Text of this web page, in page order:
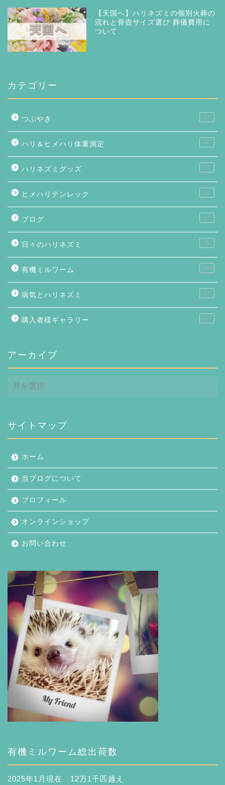
【天国へ】ハリネズミの個別火葬の
流れと骨壺サイズ選び 葬儀費用に
ついて
カテゴリー
つぶやき 33
ハリ＆ヒメハリ体重測定 46
ハリネズミグッズ 71
ヒメハリテンレック 8
ブログ 14
日々のハリネズミ 76
有機ミルワーム 146
病気とハリネズミ 87
購入者様ギャラリー 158
アーカイブ
ー
ブ
サイトマップ
ホーム
当ブログについて
プロフィール
オンラインショップ
お問い合わせ
有機ミルワーム総出荷数
2025年1月現在 12万1千匹越え